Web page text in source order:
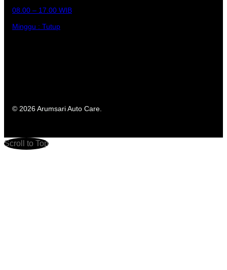
08.00 – 17.00 WIB
Minggu : Tutup
© 2026 Arumsari Auto Care.
Scroll to Top